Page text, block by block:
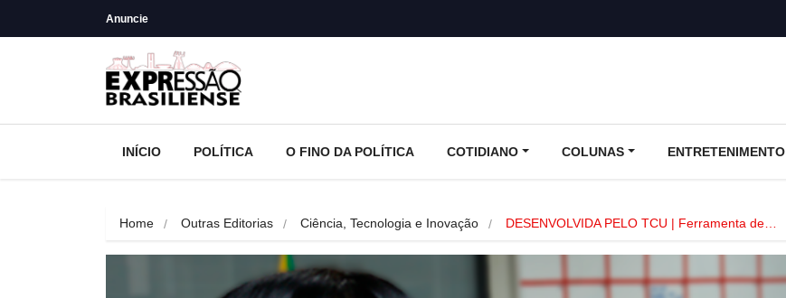
Anuncie
INÍCIO POLÍTICA O FINO DA POLÍTICA COTIDIANO COLUNAS ENTRETENIMENTO
Home Outras Editorias Ciência, Tecnologia e Inovação DESENVOLVIDA PELO TCU | Ferramenta de…